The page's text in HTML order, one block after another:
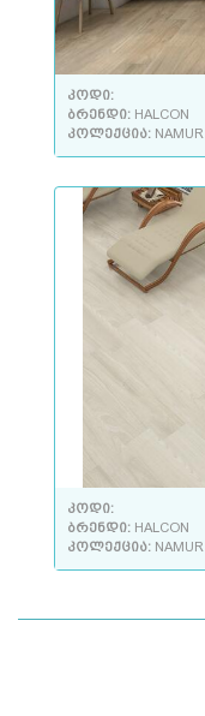
კოდი:
ბრენდი: HALCON
კოლექცია: NAMUR
კოდი:
ბრენდი: HALCON
კოლექცია: NAMUR